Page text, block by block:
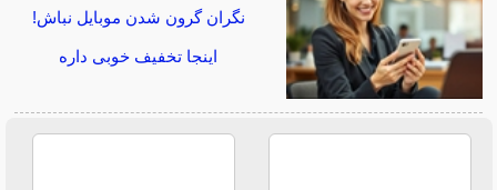
نگران گرون شدن موبایل نباش!
اینجا تخفیف خوبی داره